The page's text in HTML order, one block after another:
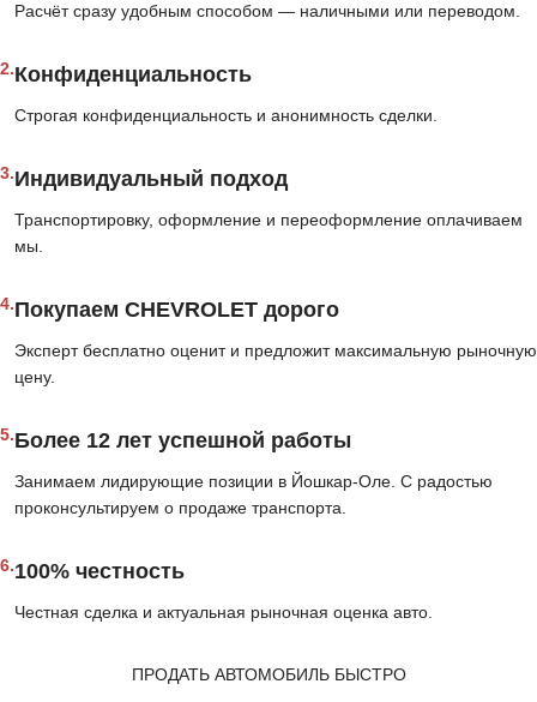
Расчёт сразу удобным способом — наличными или переводом.
2.Конфиденциальность
Строгая конфиденциальность и анонимность сделки.
3.Индивидуальный подход
Транспортировку, оформление и переоформление оплачиваем
мы.
4.Покупаем CHEVROLET дорого
Эксперт бесплатно оценит и предложит максимальную рыночную
цену.
5.Более 12 лет успешной работы
Занимаем лидирующие позиции в Йошкар-Оле. С радостью
проконсультируем о продаже транспорта.
6.100% честность
Честная сделка и актуальная рыночная оценка авто.
ПРОДАТЬ АВТОМОБИЛЬ БЫСТРО